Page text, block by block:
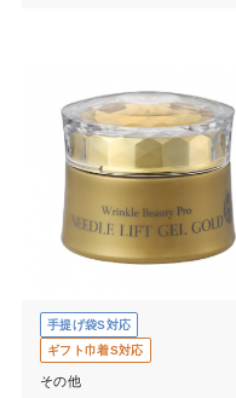
手提げ袋S対応
ギフト巾着S対応
その他